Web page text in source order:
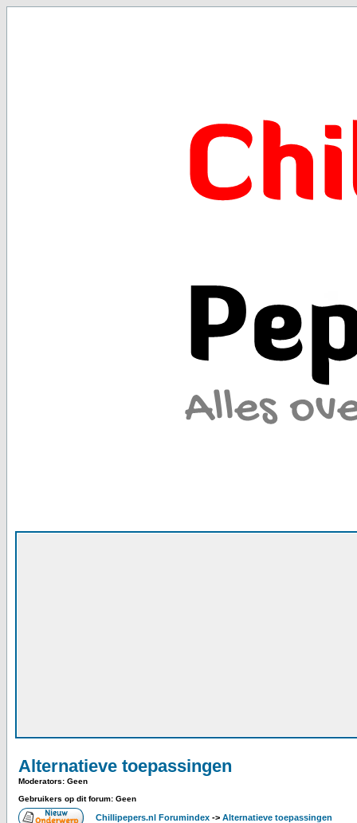
Alternatieve toepassingen
Moderators: Geen
Gebruikers op dit forum: Geen
Chillipepers.nl Forumindex -> Alternatieve toepassingen